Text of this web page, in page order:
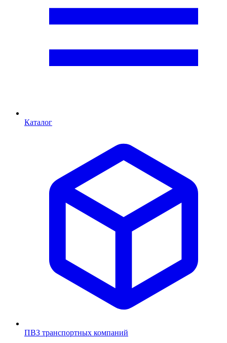
Каталог
ПВЗ транспортных компаний